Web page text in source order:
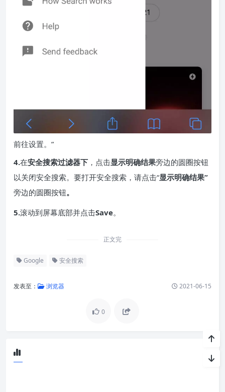
前往设置。”
4.在安全搜索过滤器下 ，点击显示明确结果旁边的圆圈按钮
以关闭安全搜索。要打开安全搜索，请点击“显示明确结果”
旁边的圆圈按钮。
5.滚动到屏幕底部并点击Save。
正文完
Google 安全搜索
发表至： 浏览器 2021-06-15
0